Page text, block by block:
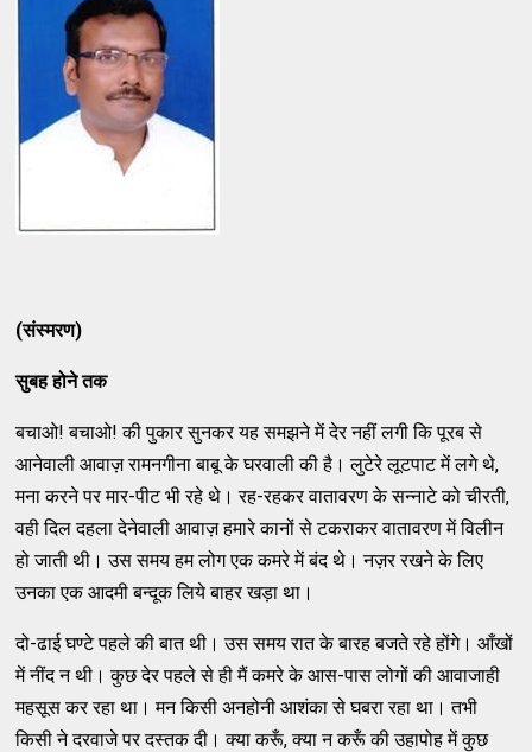
(संस्मरण)
सुबह होने तक
बचाओ! बचाओ! की पुकार सुनकर यह समझने में देर नहीं लगी कि पूरब से
आनेवाली आवाज़ रामनगीना बाबू के घरवाली की है। लुटेरे लूटपाट में लगे थे,
मना करने पर मार-पीट भी रहे थे। रह-रहकर वातावरण के सन्नाटे को चीरती,
वही दिल दहला देनेवाली आवाज़ हमारे कानों से टकराकर वातावरण में विलीन
हो जाती थी। उस समय हम लोग एक कमरे में बंद थे। नज़र रखने के लिए
उनका एक आदमी बन्दूक लिये बाहर खड़ा था।
दो-ढाई घण्टे पहले की बात थी। उस समय रात के बारह बजते रहे होंगे। आँखों
में नींद न थी। कुछ देर पहले से ही मैं कमरे के आस-पास लोगों की आवाजाही
महसूस कर रहा था। मन किसी अनहोनी आशंका से घबरा रहा था। तभी
किसी ने दरवाजे पर दस्तक दी। क्या करूँ, क्या न करूँ की उहापोह में कुछ